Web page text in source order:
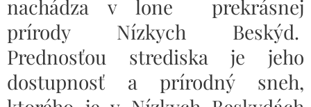
nachádza v lone prekrásnej
prírody Nízkych Beskýd.
Prednosťou strediska je jeho
dostupnosť a prírodný sneh,